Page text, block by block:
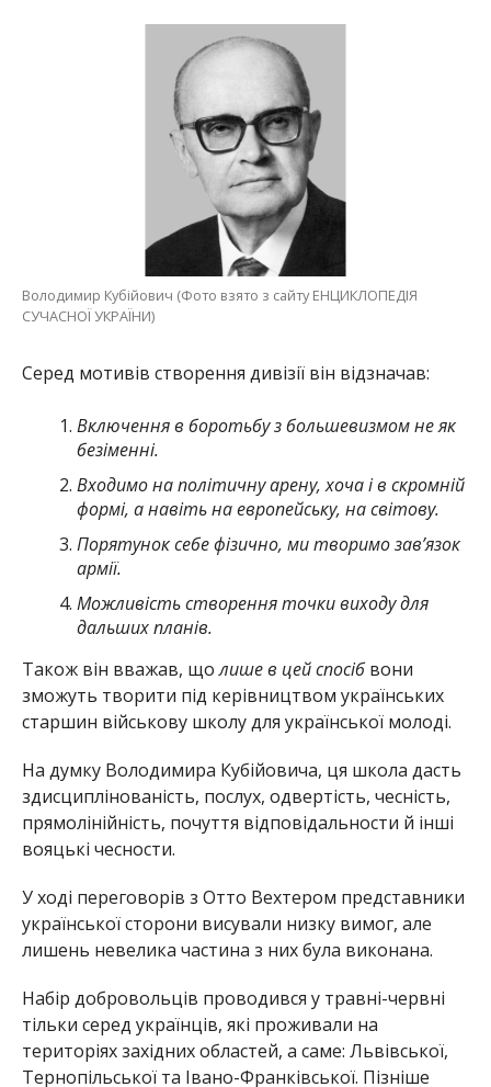
Володимир Кубійович (Фото взято з сайту ЕНЦИКЛОПЕДІЯ
СУЧАСНОЇ УКРАЇНИ)
Серед мотивів створення дивізії він відзначав:
Включення в боротьбу з большевизмом не як
безіменні.
Входимо на політичну арену, хоча і в скромній
формі, а навіть на европейську, на світову.
Порятунок себе фізично, ми творимо зав’язок
армії.
Можливість створення точки виходу для
дальших планів.
Також він вважав, щолише в цей спосібвони
зможуть творити під керівництвом українських
старшин військову школу для української молоді.
На думку Володимира Кубійовича, ця школа дасть
здисциплінованість, послух, одвертість, чесність,
прямолінійність, почуття відповідальности й інші
вояцькі чесности.
У ході переговорів з Отто Вехтером представники
української сторони висували низку вимог, але
лишень невелика частина з них була виконана.
Набір добровольців проводився у травні-червні
тільки серед українців, які проживали на
територіях західних областей, а саме: Львівської,
Тернопільської та Івано-Франківської. Пізніше